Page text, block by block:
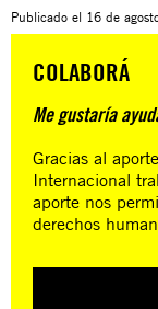
Publicado el 16 de
COLABORÁ
Me gustaría
Gracias al
Internacional
aporte nos
derechos